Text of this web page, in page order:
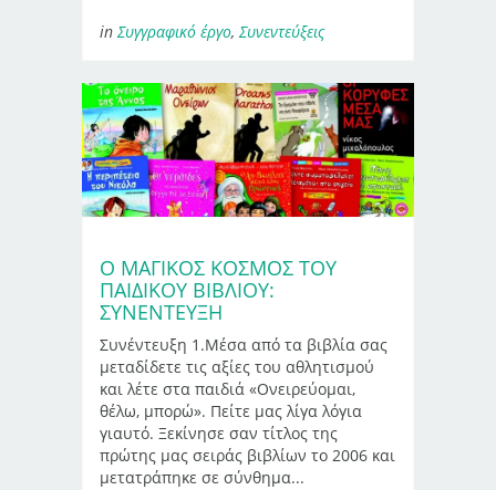
inΣυγγραφικό έργο,Συνεντεύξεις
Ο ΜΑΓΙΚΌΣ ΚΌΣΜΟΣ ΤΟΥ
ΠΑΙΔΙΚΟΎ ΒΙΒΛΊΟΥ:
ΣΥΝΈΝΤΕΥΞΗ
Συνέντευξη 1.Mέσα από τα βιβλία σας
μεταδίδετε τις αξίες του αθλητισμού
και λέτε στα παιδιά «Ονειρεύομαι,
θέλω, μπορώ». Πείτε μας λίγα λόγια
γιαυτό. Ξεκίνησε σαν τίτλος της
πρώτης μας σειράς βιβλίων το 2006 και
μετατράπηκε σε σύνθημα...